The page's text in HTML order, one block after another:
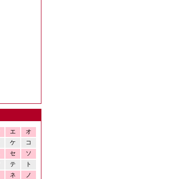
エ
オ
ケ
コ
セ
ソ
テ
ト
ネ
ノ